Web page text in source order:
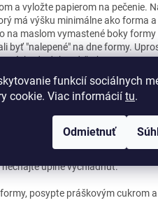
funkcií sociálnych
cookie. Viac informácií tu.
Odmietnuť
a vyložte papierom na pečenie.
má výšku minimálne ako forma
na maslom vymastené boky
byť "nalepené" na dne formy.
bude dobre držať.
(alebo malý ohňuvzdorný
rošt. Pečte 65 minút.
minút v uzavretej rúre,
úplne vychladnúť.
posypte práškovým cukrom